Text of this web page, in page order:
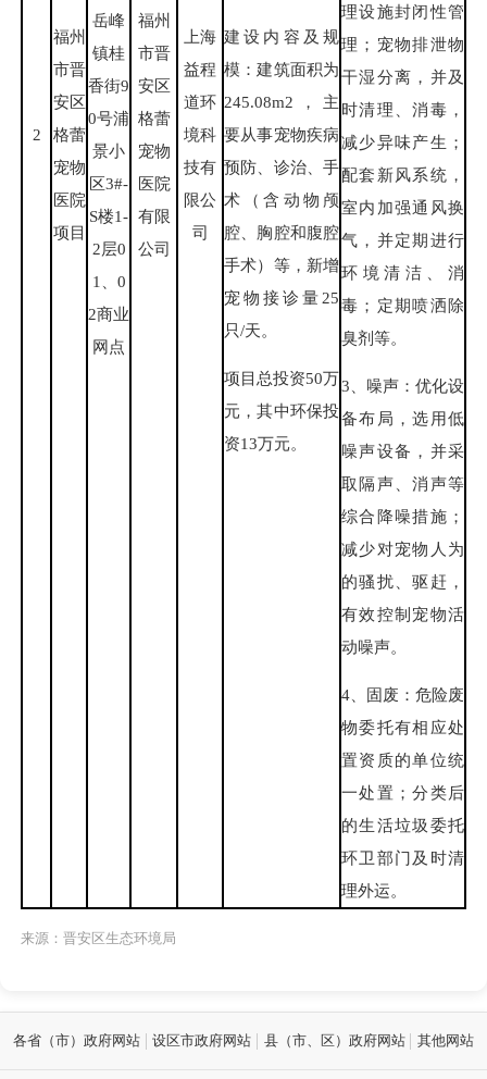
2
福州
市晋
安区
格蕾
宠物
医院
项目
岳峰
镇桂
香街9
0号浦
景小
区3#-
S楼1-
2层0
1、0
2商业
网点
福州
市晋
安区
格蕾
宠物
医院
有限
公司
上海
益程
道环
境科
技有
限公
司
建设内容及规
模：建筑面积为
245.08m2，主
要从事宠物疾病
预防、诊治、手
术（含动物颅
腔、胸腔和腹腔
手术）等，新增
宠物接诊量25
只/天。
项目总投资50万
元，其中环保投
资13万元。
理设施封闭性管
理；宠物排泄物
干湿分离，并及
时清理、消毒，
减少异味产生；
配套新风系统，
室内加强通风换
气，并定期进行
环境清洁、消
毒；定期喷洒除
臭剂等。
3、噪声：优化设
备布局，选用低
噪声设备，并采
取隔声、消声等
综合降噪措施；
减少对宠物人为
的骚扰、驱赶，
有效控制宠物活
动噪声。
4、固废：危险废
物委托有相应处
置资质的单位统
一处置；分类后
的生活垃圾委托
环卫部门及时清
理外运。
来源：晋安区生态环境局
各省（市）政府网站 设区市政府网站 县（市、区）政府网站 其他网站